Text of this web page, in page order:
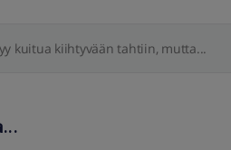
kuitua kiihtyvään tahtiin, mutta...